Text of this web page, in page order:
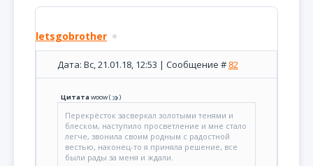
letsgobrother
Дата: Вс, 21.01.18, 12:53 | Сообщение # 82
Цитатаwoow( )
Перекрёсток засверкал золотыми тенями и
блеском, наступило просветление и мне стало
легче, звонила своим родным с радостной
вестью, наконец-то я приняла решение, все
были рады за меня и ждали.